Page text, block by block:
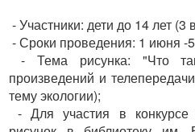
- Участники: дети до 14 лет (3
- Сроки проведения: 1 июня -5
- Тема рисунка: "Что
произведений и
тему экологии);
- Для участия в